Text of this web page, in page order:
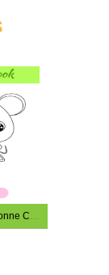
Bébé Souris Mignonne Coloriage Magique